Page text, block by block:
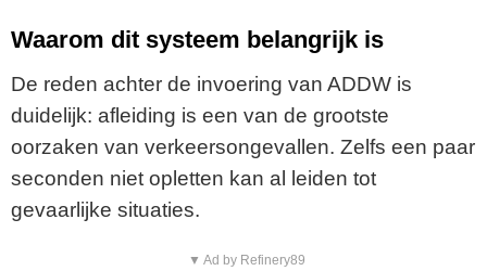
Waarom dit systeem belangrijk is
De reden achter de invoering van ADDW is
duidelijk: afleiding is een van de grootste
oorzaken van verkeersongevallen. Zelfs een paar
seconden niet opletten kan al leiden tot
gevaarlijke situaties.
▼ Ad by Refinery89